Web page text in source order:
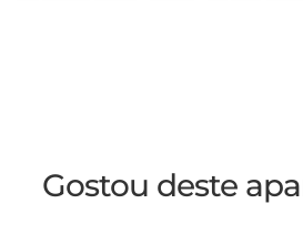
Gostou deste